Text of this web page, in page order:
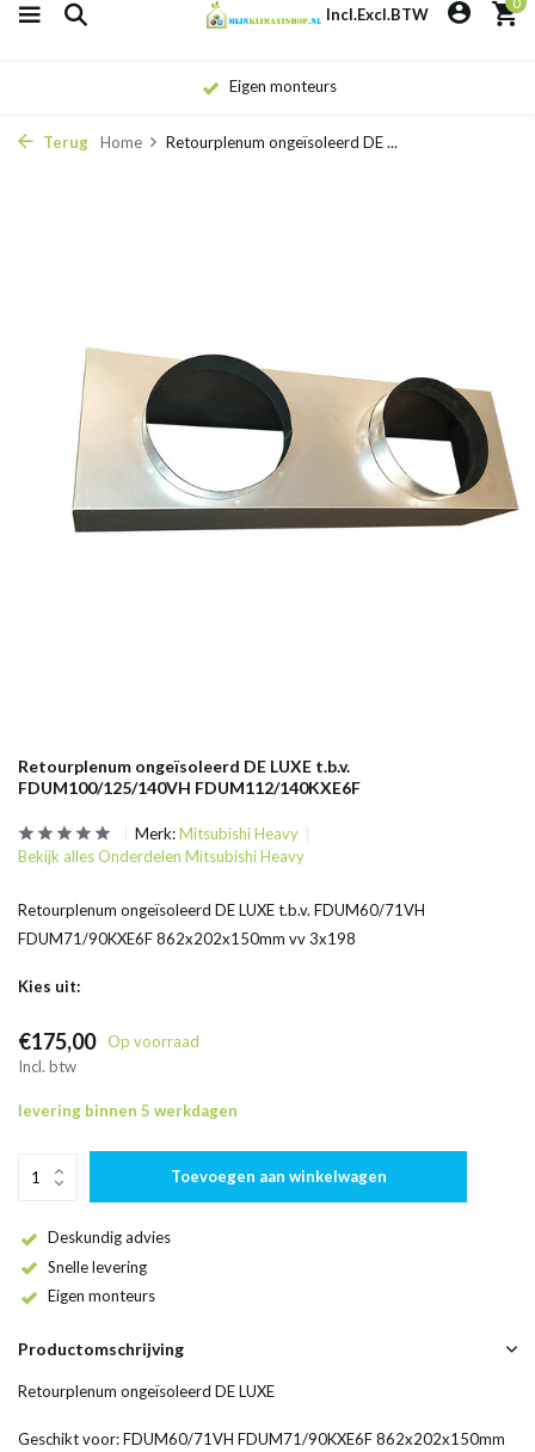
Incl.Excl.BTW
Eigen monteurs
Terug Home Retourplenum ongeïsoleerd DE ...
Retourplenum ongeïsoleerd DE LUXE t.b.v.
FDUM100/125/140VH FDUM112/140KXE6F
Merk:Mitsubishi Heavy
Bekijk alles Onderdelen Mitsubishi Heavy
Retourplenum ongeïsoleerd DE LUXE t.b.v. FDUM60/71VH
FDUM71/90KXE6F 862x202x150mm vv 3x198
Kies uit:
€175,00
Op voorraad
Incl. btw
levering binnen 5 werkdagen
Toevoegen aan winkelwagen
Deskundig advies
Snelle levering
Eigen monteurs
Productomschrijving
Retourplenum ongeïsoleerd DE LUXE
Geschikt voor: FDUM60/71VH FDUM71/90KXE6F 862x202x150mm